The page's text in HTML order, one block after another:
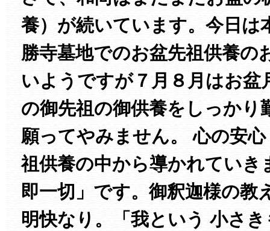
養）が続いています。今日は
勝寺墓地でのお盆先祖供養の
いようですが７月８月はお盆
の御先祖の御供養をしっかり
願ってやみません。 心の安
祖供養の中から導かれていき
即一切」です。御釈迦様の教
明快なり。「我という 小さ